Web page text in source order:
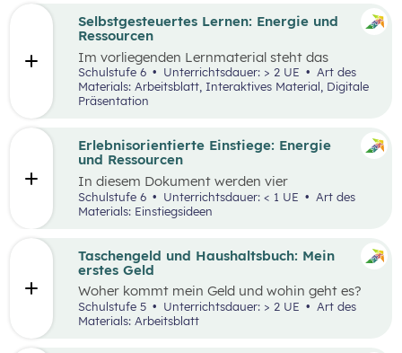
Erlebnisorientierte Einstiege: Energie
und Ressourcen
In diesem Dokument werden vier
Einstiegsideen für den Kompetenzbereich
„Nachhaltiger Umgang mit Energie und
Ressourcen“ präsentiert.
Schulstufe 6 Unterrichtsdauer: < 1 UE
Materials: Einstiegsideen
Taschengeld und Haushaltsbuch: Mein
erstes Geld
Woher kommt mein Geld und wohin geht es?
Was ist ein Haushaltsbuch und wofür brauche
ich es? Geld ist im Alltag vieler Mensch präsent
Schulstufe 5 Unterrichtsdauer: > 2 UE
Art des
Materials: Arbeitsblatt
Selbstgesteuertes Lernen: Energie und
Ressourcen
Im vorliegenden Lernmaterial steht das
selbstgesteuerte Lernen im Vordergrund. Es
werden die wesentlichen Ressourcen und
Energieträger für die Wirtschaft und unser
Schulstufe 6 Unterrichtsdauer: > 2 UE
Art des
Materials: Arbeitsblatt, Interaktives Material, Digitale
Präsentation